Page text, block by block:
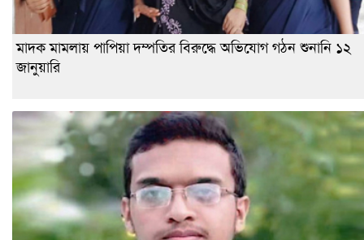
মাদক মামলায় পাপিয়া দম্পতির বিরুদ্ধে অভিযোগ গঠন শুনানি ১২
জানুয়ারি